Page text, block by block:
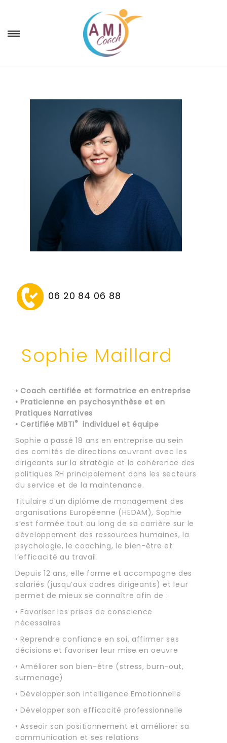
06 20 84 06 88
Sophie Maillard
• Coach certifiée et formatrice en entreprise
• Praticienne en psychosynthèse et en
Pratiques Narratives
• Certifiée MBTI® individuel et équipe
Sophie a passé 18 ans en entreprise au sein
des comités de directions œuvrant avec les
dirigeants sur la stratégie et la cohérence des
politiques RH principalement dans les secteurs
du service et de la maintenance.
Titulaire d’un diplôme de management des
organisations Européenne (HEDAM), Sophie
s’est formée tout au long de sa carrière sur le
développement des ressources humaines, la
psychologie, le coaching, le bien-être et
l’efficacité au travail.
Depuis 12 ans, elle forme et accompagne des
salariés (jusqu’aux cadres dirigeants) et leur
permet de mieux se connaître afin de :
• Favoriser les prises de conscience
nécessaires
• Reprendre confiance en soi, affirmer ses
décisions et favoriser leur mise en oeuvre
• Améliorer son bien-être (stress, burn-out,
surmenage)
• Développer son Intelligence Emotionnelle
• Développer son efficacité professionnelle
• Asseoir son positionnement et améliorer sa
communication et ses relations